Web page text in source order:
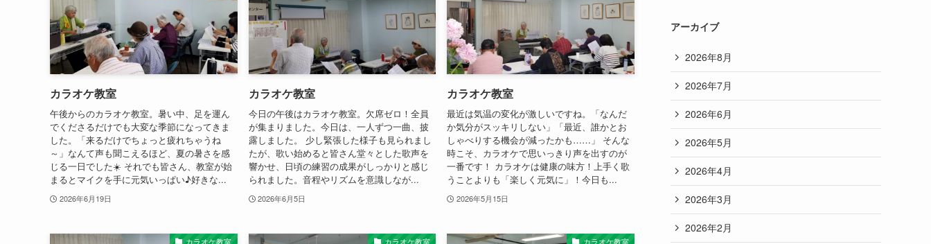
カラオケ教室
午後からのカラオケ教室。暑い中、足を運ん
でくださるだけでも大変な季節になってきま
した。「来るだけでちょっと疲れちゃうね
～」なんて声も聞こえるほど、夏の暑さを感
じる一日でした☀️ それでも皆さん、教室が始
まるとマイクを手に元気いっぱい♪好きな...
2026年6月19日
カラオケ教室
今日の午後はカラオケ教室。欠席ゼロ！全員
が集まりました。今日は、一人ずつ一曲、披
露しました。 少し緊張した様子も見られまし
たが、歌い始めると皆さん堂々とした歌声を
響かせ、日頃の練習の成果がしっかりと感じ
られました。音程やリズムを意識しなが...
2026年6月5日
カラオケ教室
最近は気温の変化が激しいですね。「なんだ
か気分がスッキリしない」「最近、誰かとお
しゃべりする機会が減ったかも……」 そんな
時こそ、カラオケで思いっきり声を出すのが
一番です！ カラオケは健康の味方！上手く歌
うことよりも「楽しく元気に」！今日も...
2026年5月15日
カラオケ教室 カラオケ教室 カラオケ教室
アーカイブ
2026年8月
2026年7月
2026年6月
2026年5月
2026年4月
2026年3月
2026年2月